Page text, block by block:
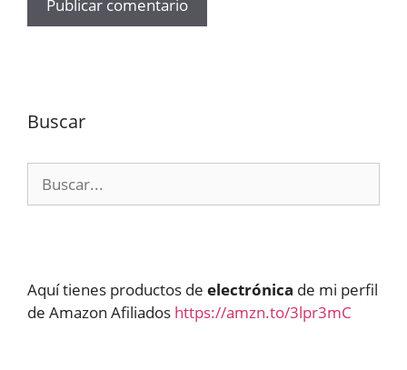
Buscar
Aquí tienes productos de electrónica de mi perfil
de Amazon Afiliados https://amzn.to/3lpr3mC